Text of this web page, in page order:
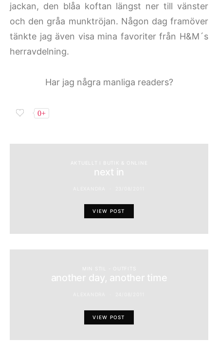
jackan, den blåa koftan längst ner till vänster
och den gråa munktröjan. Någon dag framöver
tänkte jag även visa mina favoriter från H&M´s
herravdelning.
Har jag några manliga readers?
0+
AKTUELLT I BUTIK & ONLINE
next in
VIEW POST
another day, another time
VIEW POST